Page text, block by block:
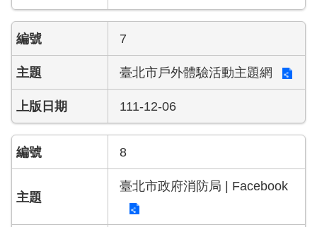
應
用
榮
譽
榜
聯
絡
7
臺北市戶外體驗活動主題網
111-12-06
8
臺北市政府消防局 | Facebook